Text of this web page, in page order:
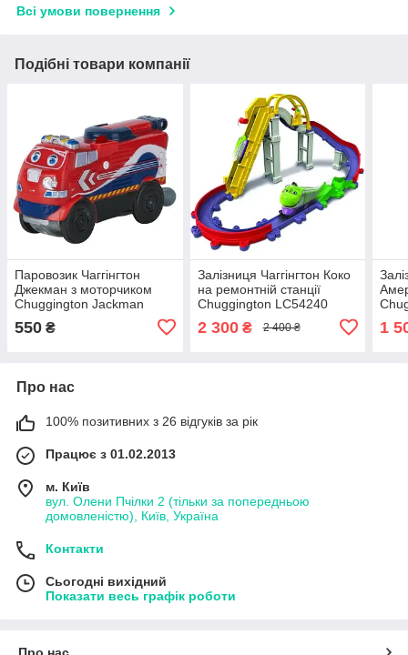
Всі умови повернення
Подібні товари компанії
Паровозик Чаггінгтон
Джекман з моторчиком
Chuggington Jackman
550 ₴
Залізниця Чаггінгтон Коко
на ремонтній станції
Chuggington LC54240
2 300₴ 2 400 ₴ 1
Про нас
100% позитивних з 26 відгуків за рік
Працює з 01.02.2013
м. Київ
вул. Олени Пчілки 2 (тільки за попередньою
домовленістю), Київ, Україна
Контакти
Сьогодні вихідний
Показати весь графік роботи